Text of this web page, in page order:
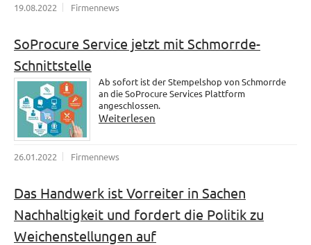
19.08.2022 Firmennews
SoProcure Service jetzt mit Schmorrde-
Schnittstelle
Ab sofort ist der Stempelshop von Schmorrde
an die SoProcure Services Plattform
angeschlossen.
Weiterlesen
26.01.2022 Firmennews
Das Handwerk ist Vorreiter in Sachen
Nachhaltigkeit und fordert die Politik zu
Weichenstellungen auf